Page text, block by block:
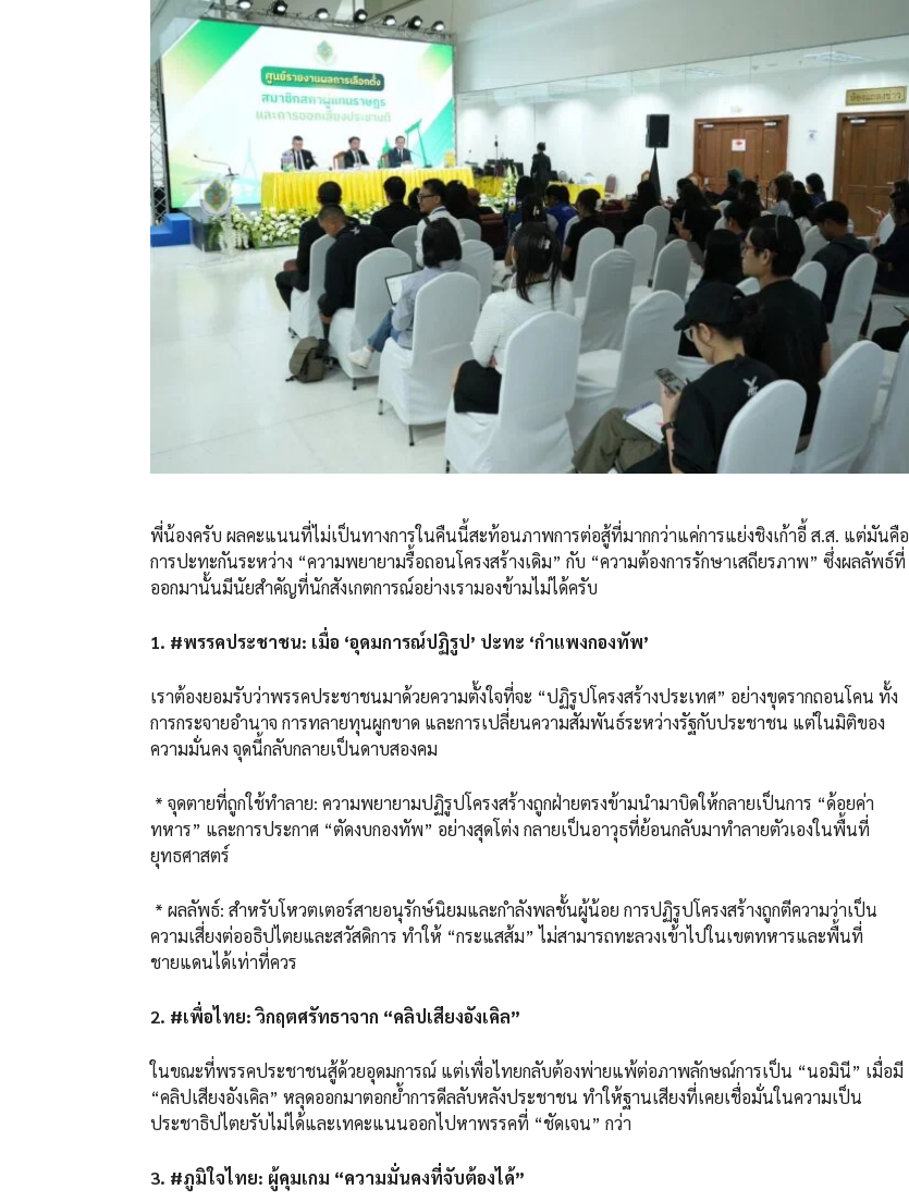
พี่น้องครับ ผลคะแนนที่ไม่เป็นทางการในคืนนี้สะท้อนภาพการต่อสู้ที่มากกว่าแค่การแย่งชิงเก้าอี้ ส.ส. แต่มันคือ
การปะทะกันระหว่าง “ความพยายามรื้อถอนโครงสร้างเดิม” กับ “ความต้องการรักษาเสถียรภาพ” ซึ่งผลลัพธ์ที่
ออกมานั้นมีนัยสำคัญที่นักสังเกตการณ์อย่างเรามองข้ามไม่ได้ครับ
1. #พรรคประชาชน: เมื่อ ‘อุดมการณ์ปฏิรูป’ ปะทะ ‘กำแพงกองทัพ’
เราต้องยอมรับว่าพรรคประชาชนมาด้วยความตั้งใจที่จะ “ปฏิรูปโครงสร้างประเทศ” อย่างขุดรากถอนโคน ทั้ง
การกระจายอำนาจ การทลายทุนผูกขาด และการเปลี่ยนความสัมพันธ์ระหว่างรัฐกับประชาชน แต่ในมิติของ
ความมั่นคง จุดนี้กลับกลายเป็นดาบสองคม
* จุดตายที่ถูกใช้ทำลาย: ความพยายามปฏิรูปโครงสร้างถูกฝ่ายตรงข้ามนำมาบิดให้กลายเป็นการ “ด้อยค่า
ทหาร” และการประกาศ “ตัดงบกองทัพ” อย่างสุดโต่ง กลายเป็นอาวุธที่ย้อนกลับมาทำลายตัวเองในพื้นที่
ยุทธศาสตร์
* ผลลัพธ์: สำหรับโหวตเตอร์สายอนุรักษ์นิยมและกำลังพลชั้นผู้น้อย การปฏิรูปโครงสร้างถูกตีความว่าเป็น
ความเสี่ยงต่ออธิปไตยและสวัสดิการ ทำให้ “กระแสส้ม” ไม่สามารถทะลวงเข้าไปในเขตทหารและพื้นที่
ชายแดนได้เท่าที่ควร
2. #เพื่อไทย: วิกฤตศรัทธาจาก “คลิปเสียงอังเคิล”
ในขณะที่พรรคประชาชนสู้ด้วยอุดมการณ์ แต่เพื่อไทยกลับต้องพ่ายแพ้ต่อภาพลักษณ์การเป็น “นอมินี” เมื่อมี
“คลิปเสียงอังเคิล” หลุดออกมาตอกย้ำการดีลลับหลังประชาชน ทำให้ฐานเสียงที่เคยเชื่อมั่นในความเป็น
ประชาธิปไตยรับไม่ได้และเทคะแนนออกไปหาพรรคที่ “ชัดเจน” กว่า
3. #ภูมิใจไทย: ผู้คุมเกม “ความมั่นคงที่จับต้องได้”